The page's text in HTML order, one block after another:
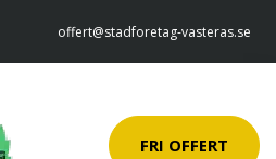
offert@stadforetag-vasteras.se
FRI OFFERT